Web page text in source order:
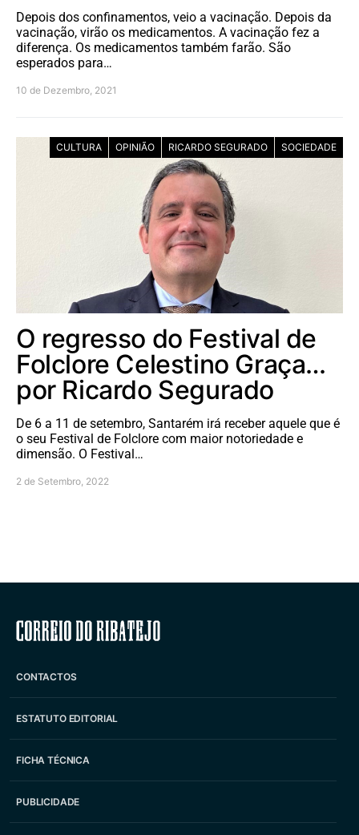
Depois dos confinamentos, veio a vacinação. Depois da
vacinação, virão os medicamentos. A vacinação fez a
diferença. Os medicamentos também farão. São
esperados para…
10 de Dezembro, 2021
CULTURA OPINIÃO RICARDO SEGURADO SOCIEDADE
O regresso do Festival de
Folclore Celestino Graça…
por Ricardo Segurado
De 6 a 11 de setembro, Santarém irá receber aquele que é
o seu Festival de Folclore com maior notoriedade e
dimensão. O Festival…
2 de Setembro, 2022
Correio do Ribatejo
CONTACTOS
ESTATUTO EDITORIAL
FICHA TÉCNICA
PUBLICIDADE